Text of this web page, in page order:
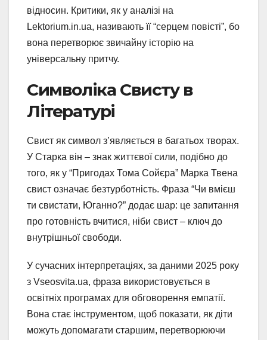
відносин. Критики, як у аналізі на
Lektorium.in.ua, називають її “серцем повісті”, бо
вона перетворює звичайну історію на
універсальну притчу.
Символіка Свисту в
Літературі
Свист як символ з’являється в багатьох творах.
У Старка він – знак життєвої сили, подібно до
того, як у “Пригодах Тома Сойєра” Марка Твена
свист означає безтурботність. Фраза “Чи вмієш
ти свистати, Юганно?” додає шар: це запитання
про готовність вчитися, ніби свист – ключ до
внутрішньої свободи.
У сучасних інтерпретаціях, за даними 2025 року
з Vseosvita.ua, фраза використовується в
освітніх програмах для обговорення емпатії.
Вона стає інструментом, щоб показати, як діти
можуть допомагати старшим, перетворюючи